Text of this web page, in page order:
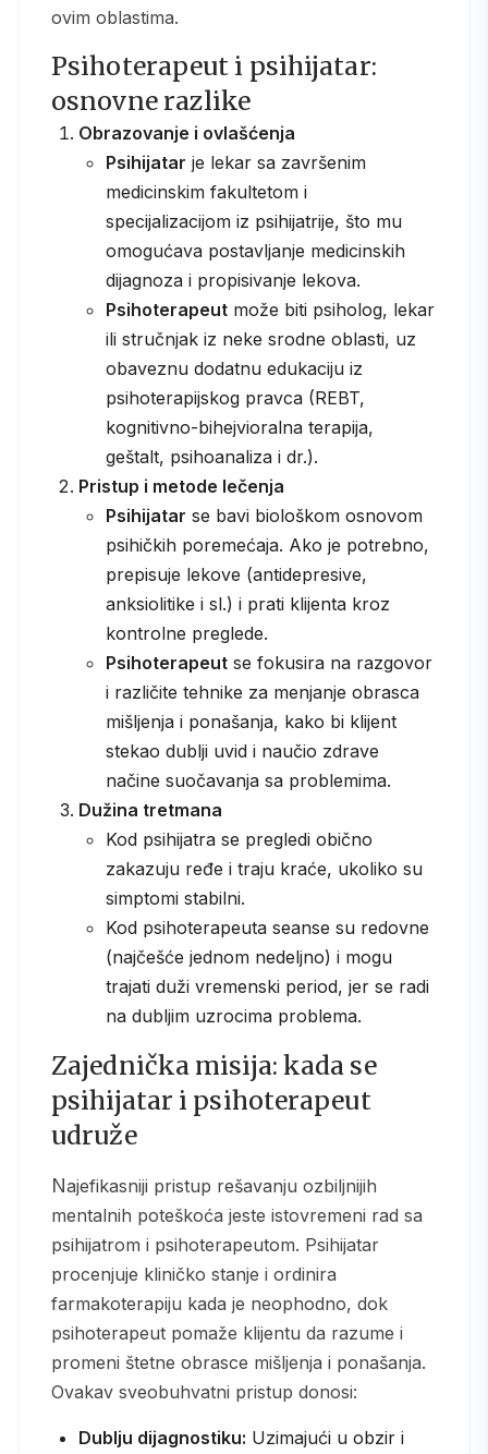
ovim oblastima.
Psihoterapeut i psihijatar:
osnovne razlike
Obrazovanje i ovlašćenja
Psihijatar je lekar sa završenim
medicinskim fakultetom i
specijalizacijom iz psihijatrije, što mu
omogućava postavljanje medicinskih
dijagnoza i propisivanje lekova.
Psihoterapeut može biti psiholog, lekar
ili stručnjak iz neke srodne oblasti, uz
obaveznu dodatnu edukaciju iz
psihoterapijskog pravca (REBT,
kognitivno-bihejvioralna terapija,
geštalt, psihoanaliza i dr.).
Pristup i metode lečenja
Psihijatar se bavi biološkom osnovom
psihičkih poremećaja. Ako je potrebno,
prepisuje lekove (antidepresive,
anksiolitike i sl.) i prati klijenta kroz
kontrolne preglede.
Psihoterapeut se fokusira na razgovor
i različite tehnike za menjanje obrasca
mišljenja i ponašanja, kako bi klijent
stekao dublji uvid i naučio zdrave
načine suočavanja sa problemima.
Dužina tretmana
Kod psihijatra se pregledi obično
zakazuju ređe i traju kraće, ukoliko su
simptomi stabilni.
Kod psihoterapeuta seanse su redovne
(najčešće jednom nedeljno) i mogu
trajati duži vremenski period, jer se radi
na dubljim uzrocima problema.
Zajednička misija: kada se
psihijatar i psihoterapeut
udruže
Najefikasniji pristup rešavanju ozbiljnijih
mentalnih poteškoća jeste istovremeni rad sa
psihijatrom i psihoterapeutom. Psihijatar
procenjuje kliničko stanje i ordinira
farmakoterapiju kada je neophodno, dok
psihoterapeut pomaže klijentu da razume i
promeni štetne obrasce mišljenja i ponašanja.
Ovakav sveobuhvatni pristup donosi:
Dublju dijagnostiku: Uzimajući u obzir i